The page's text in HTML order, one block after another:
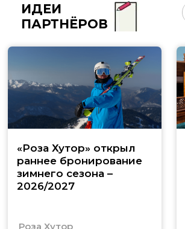
ИДЕИ
ПАРТНЁРОВ
«Роза Хутор» открыл
раннее бронирование
зимнего сезона –
2026/2027
Роза Хутор